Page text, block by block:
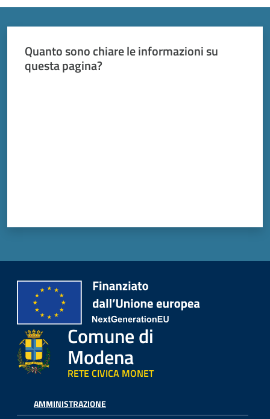
Quanto sono chiare le informazioni su
questa pagina?
Comune di
Modena
RETE CIVICA MONET
AMMINISTRAZIONE